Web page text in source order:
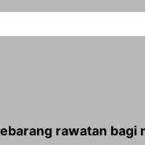
rawatan bagi